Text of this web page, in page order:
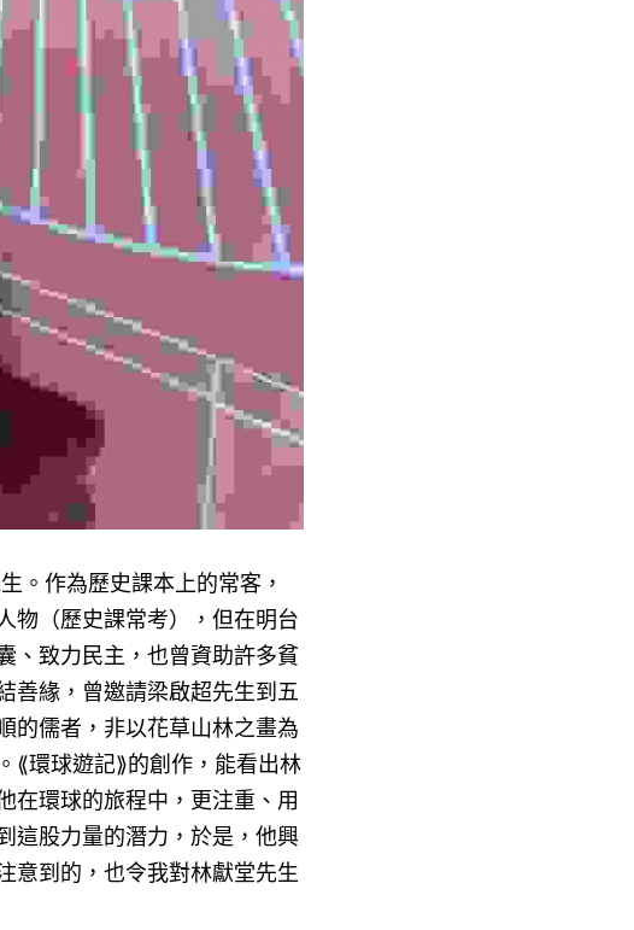
。作為歷史課本上的常客，
物（歷史課常考），但在明台
、致力民主，也曾資助許多貧
善緣，曾邀請梁啟超先生到五
的儒者，非以花草山林之畫為
⟪環球遊記⟫的創作，能看出林
在環球的旅程中，更注重、用
這股力量的潛力，於是，他興
意到的，也令我對林獻堂先生